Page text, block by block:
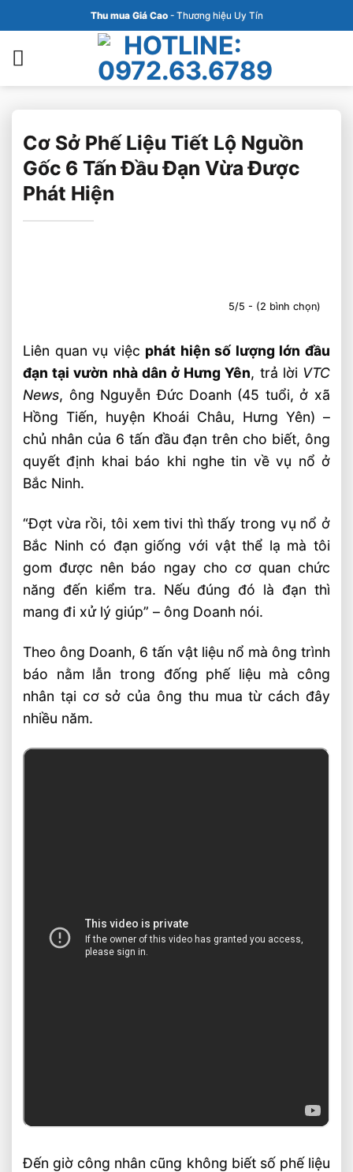
qua
nội
Thu mua Giá Cao- Thương hiệu Uy Tín
Cơ Sở Phế Liệu Tiết Lộ Nguồn
Gốc 6 Tấn Đầu Đạn Vừa Được
Phát Hiện
5/5 - (2 bình chọn)
Liên quan vụ việc phát hiện số lượng lớn đầu
đạn tại vườn nhà dân ở Hưng Yên, trả lời VTC
News, ông Nguyễn Đức Doanh (45 tuổi, ở xã
Hồng Tiến, huyện Khoái Châu, Hưng Yên) –
chủ nhân của 6 tấn đầu đạn trên cho biết, ông
quyết định khai báo khi nghe tin về vụ nổ ở
Bắc Ninh.
“Đợt vừa rồi, tôi xem tivi thì thấy trong vụ nổ ở
Bắc Ninh có đạn giống với vật thể lạ mà tôi
gom được nên báo ngay cho cơ quan chức
năng đến kiểm tra. Nếu đúng đó là đạn thì
mang đi xử lý giúp” – ông Doanh nói.
Theo ông Doanh, 6 tấn vật liệu nổ mà ông trình
báo nằm lẫn trong đống phế liệu mà công
nhân tại cơ sở của ông thu mua từ cách đây
nhiều năm.
Đến giờ công nhân cũng không biết số phế liệu